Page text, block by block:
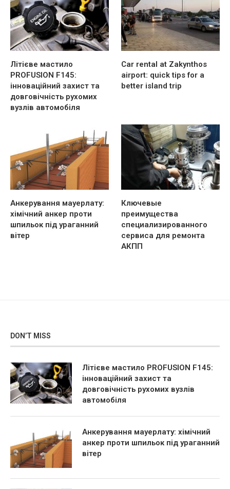
Літієве мастило
PROFUSION F145:
інноваційний захист та
довговічність рухомих
вузлів автомобіля
Car rental at Zakynthos
airport: quick tips for a
better island trip
Анкерування мауерлату:
хімічний анкер проти
шпильок під ураганний
вітер
Ключевые
преимущества
специализированного
сервиса для ремонта
АКПП
DON’T MISS
Літієве мастило PROFUSION F145:
інноваційний захист та
довговічність рухомих вузлів
автомобіля
Анкерування мауерлату: хімічний
анкер проти шпильок під ураганний
вітер